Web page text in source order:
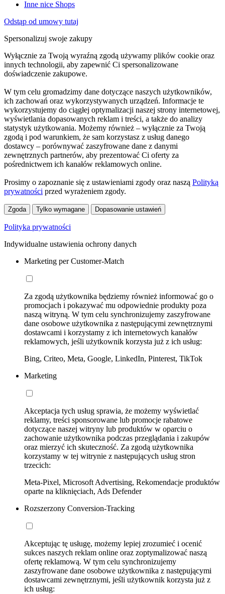
Inne nice Shops
Odstąp od umowy tutaj
Spersonalizuj swoje zakupy
Wyłącznie za Twoją wyraźną zgodą używamy plików cookie oraz
innych technologii, aby zapewnić Ci spersonalizowane
doświadczenie zakupowe.
W tym celu gromadzimy dane dotyczące naszych użytkowników,
ich zachowań oraz wykorzystywanych urządzeń. Informacje te
wykorzystujemy do ciągłej optymalizacji naszej strony internetowej,
wyświetlania dopasowanych reklam i treści, a także do analizy
statystyk użytkowania. Możemy również – wyłącznie za Twoją
zgodą i pod warunkiem, że sam korzystasz z usług danego
dostawcy – porównywać zaszyfrowane dane z danymi
zewnętrznych partnerów, aby prezentować Ci oferty za
pośrednictwem ich kanałów reklamowych online.
Prosimy o zapoznanie się z ustawieniami zgody oraz naszą Polityką
prywatności przed wyrażeniem zgody.
Zgoda Tylko wymagane Dopasowanie ustawień
Polityka prywatności
Indywidualne ustawienia ochrony danych
Marketing per Customer-Match
Za zgodą użytkownika będziemy również informować go o
promocjach i pokazywać mu odpowiednie produkty poza
naszą witryną. W tym celu synchronizujemy zaszyfrowane
dane osobowe użytkownika z następującymi zewnętrznymi
dostawcami i korzystamy z ich internetowych kanałów
reklamowych, jeśli użytkownik korzysta już z ich usług:
Bing, Criteo, Meta, Google, LinkedIn, Pinterest, TikTok
Marketing
Akceptacja tych usług sprawia, że możemy wyświetlać
reklamy, treści sponsorowane lub promocje rabatowe
dotyczące naszej witryny lub produktów w oparciu o
zachowanie użytkownika podczas przeglądania i zakupów
oraz mierzyć ich skuteczność. Za zgodą użytkownika
korzystamy w tej witrynie z następujących usług stron
trzecich:
Meta-Pixel, Microsoft Advertising, Rekomendacje produktów
oparte na kliknięciach, Ads Defender
Rozszerzony Conversion-Tracking
Akceptując tę usługę, możemy lepiej zrozumieć i ocenić
sukces naszych reklam online oraz zoptymalizować naszą
ofertę reklamową. W tym celu synchronizujemy
zaszyfrowane dane osobowe użytkownika z następującymi
dostawcami zewnętrznymi, jeśli użytkownik korzysta już z
ich usług: